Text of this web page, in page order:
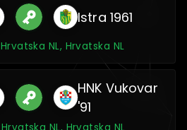
Istra 1961
Hrvatska NL, Hrvatska NL
HNK Vukovar
'91